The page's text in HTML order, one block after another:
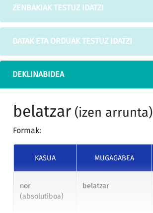
ZENBAKIAK TESTUZ IDATZI
DATAK ETA ORDUAK TESTUZ IDATZI
DEKLINABIDEA
belatzar (izen arrunta)
Formak:
KASUA MUGAGABEA
nor
(absolutiboa)
belatzar